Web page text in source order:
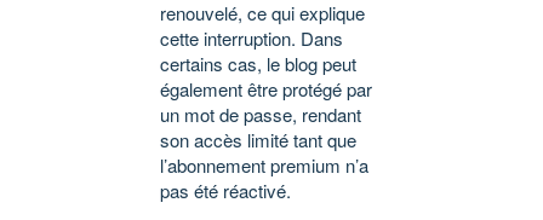
renouvelé, ce qui explique
cette interruption. Dans
certains cas, le blog peut
également être protégé par
un mot de passe, rendant
son accès limité tant que
l’abonnement premium n’a
pas été réactivé.